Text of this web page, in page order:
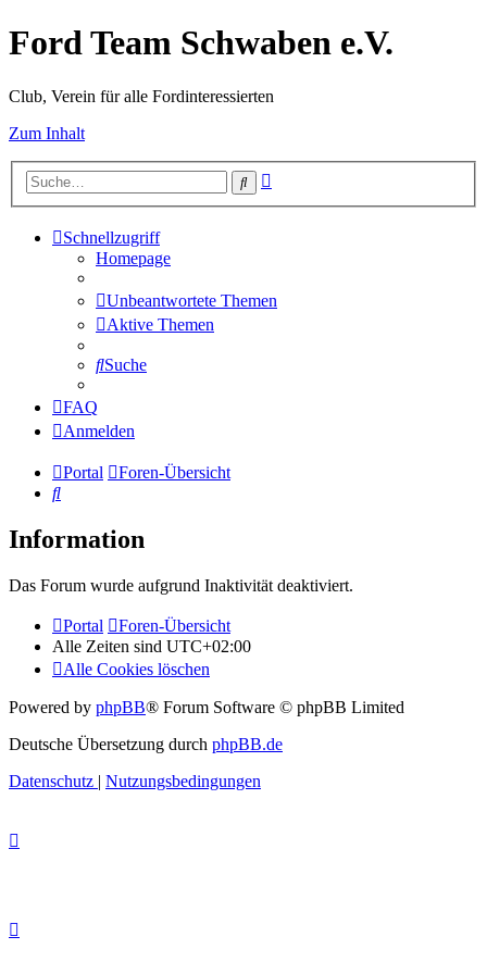
Ford Team Schwaben e.V.
Club, Verein für alle Fordinteressierten
Zum Inhalt
Suche
Schnellzugriff
Homepage
Unbeantwortete Themen
Aktive Themen
Suche
FAQ
Anmelden
Portal
Foren-Übersicht
Suche
Information
Das Forum wurde aufgrund Inaktivität deaktiviert.
Portal
Foren-Übersicht
Alle Zeiten sind UTC+02:00
Alle Cookies löschen
Powered by phpBB® Forum Software © phpBB Limited
Deutsche Übersetzung durch phpBB.de
Datenschutz | Nutzungsbedingungen